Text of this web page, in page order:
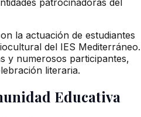
la actuación de estudiantes
del IES Mediterráneo.
y numerosos participantes,
literaria.
Educativa